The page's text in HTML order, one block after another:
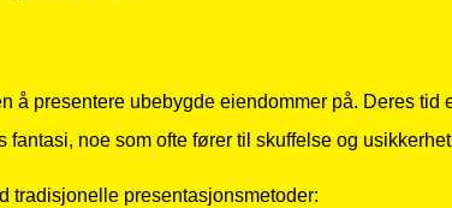
å presentere ubebygde eiendommer på. Deres tid
noe som ofte fører til skuffelse og
tradisjonelle presentasjonsmetoder: